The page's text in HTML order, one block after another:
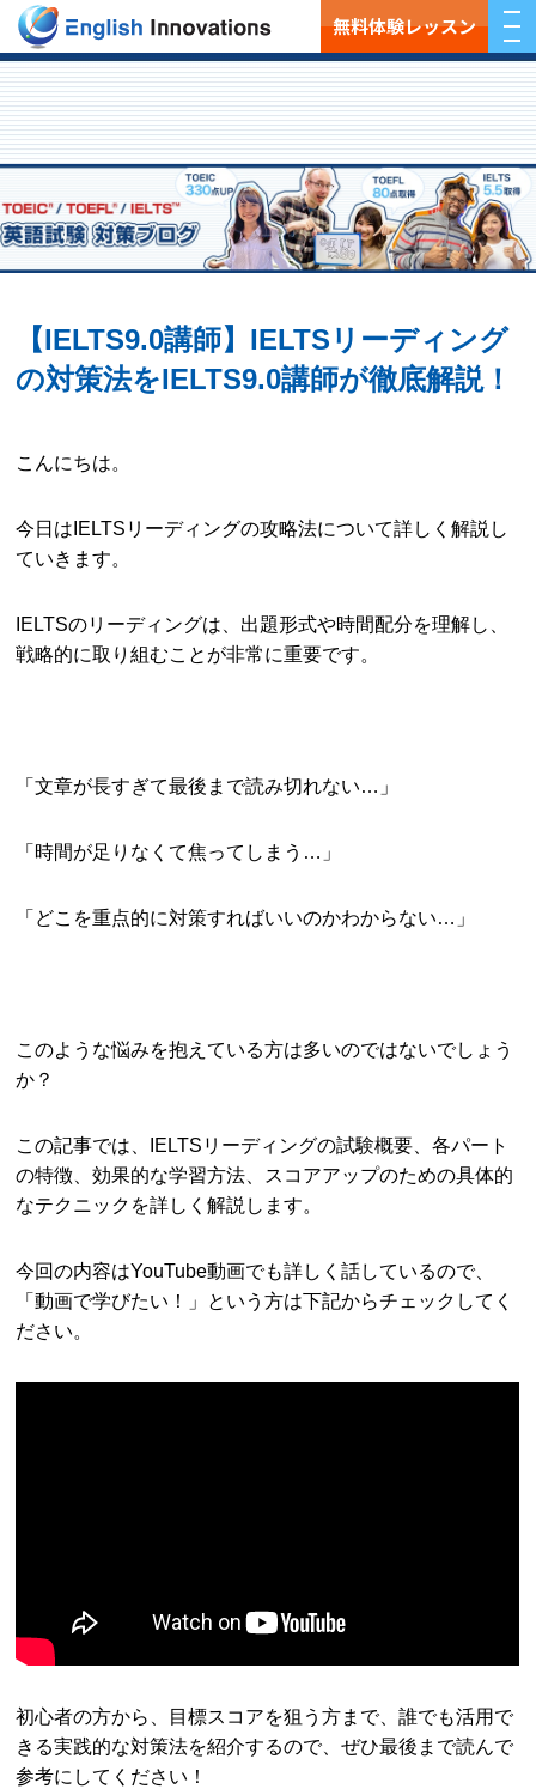
無料体験レッスン
【IELTS9.0講師】IELTSリーディング
の対策法をIELTS9.0講師が徹底解説！
こんにちは。
今日はIELTSリーディングの攻略法について詳しく解説し
ていきます。
IELTSのリーディングは、出題形式や時間配分を理解し、
戦略的に取り組むことが非常に重要です。
「文章が長すぎて最後まで読み切れない…」
「時間が足りなくて焦ってしまう…」
「どこを重点的に対策すればいいのかわからない…」
このような悩みを抱えている方は多いのではないでしょう
か？
この記事では、IELTSリーディングの試験概要、各パート
の特徴、効果的な学習方法、スコアアップのための具体的
なテクニックを詳しく解説します。
今回の内容はYouTube動画でも詳しく話しているので、
「動画で学びたい！」という方は下記からチェックしてく
ださい。
初心者の方から、目標スコアを狙う方まで、誰でも活用で
きる実践的な対策法を紹介するので、ぜひ最後まで読んで
参考にしてください！